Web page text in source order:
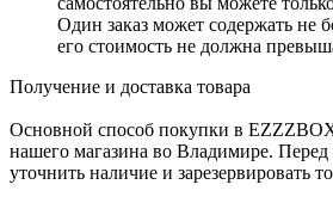
Один заказ может содержать не
его стоимость не должна
Получение и доставка товара
Основной способ покупки в
нашего магазина во Владимире. Перед
уточнить наличие и зарезервировать